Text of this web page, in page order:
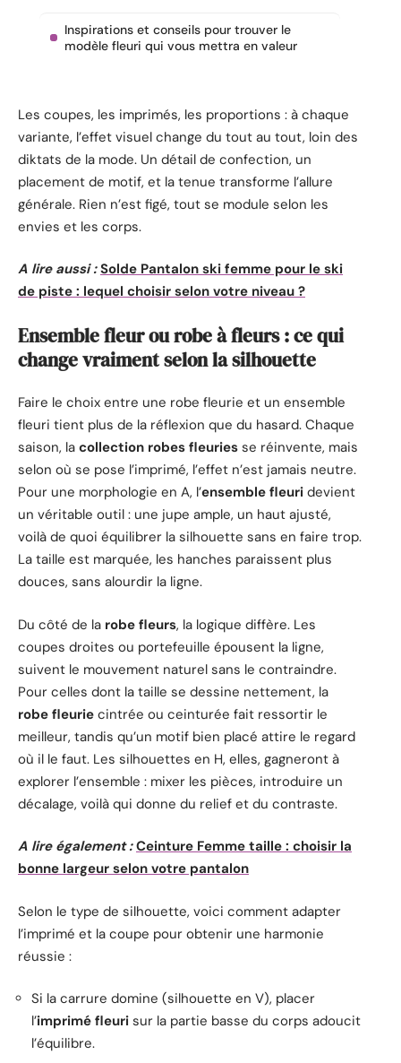
Inspirations et conseils pour trouver le
modèle fleuri qui vous mettra en valeur
Les coupes, les imprimés, les proportions : à chaque
variante, l’effet visuel change du tout au tout, loin des
diktats de la mode. Un détail de confection, un
placement de motif, et la tenue transforme l’allure
générale. Rien n’est figé, tout se module selon les
envies et les corps.
A lire aussi : Solde Pantalon ski femme pour le ski
de piste : lequel choisir selon votre niveau ?
Ensemble fleur ou robe à fleurs : ce qui
change vraiment selon la silhouette
Faire le choix entre une robe fleurie et un ensemble
fleuri tient plus de la réflexion que du hasard. Chaque
saison, la collection robes fleuries se réinvente, mais
selon où se pose l’imprimé, l’effet n’est jamais neutre.
Pour une morphologie en A, l’ensemble fleuri devient
un véritable outil : une jupe ample, un haut ajusté,
voilà de quoi équilibrer la silhouette sans en faire trop.
La taille est marquée, les hanches paraissent plus
douces, sans alourdir la ligne.
Du côté de la robe fleurs, la logique diffère. Les
coupes droites ou portefeuille épousent la ligne,
suivent le mouvement naturel sans le contraindre.
Pour celles dont la taille se dessine nettement, la
robe fleurie cintrée ou ceinturée fait ressortir le
meilleur, tandis qu’un motif bien placé attire le regard
où il le faut. Les silhouettes en H, elles, gagneront à
explorer l’ensemble : mixer les pièces, introduire un
décalage, voilà qui donne du relief et du contraste.
A lire également : Ceinture Femme taille : choisir la
bonne largeur selon votre pantalon
Selon le type de silhouette, voici comment adapter
l’imprimé et la coupe pour obtenir une harmonie
réussie :
Si la carrure domine (silhouette en V), placer
l’imprimé fleuri sur la partie basse du corps adoucit
l’équilibre.